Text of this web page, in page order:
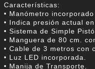
Características:
• Manómetro incorporado
• Indica presión actual en
• Sistema de Simple
• Manguera de 80 cm.
• Cable de 3 metros con
• Luz LED incorporada.
• Manija de Transporte.